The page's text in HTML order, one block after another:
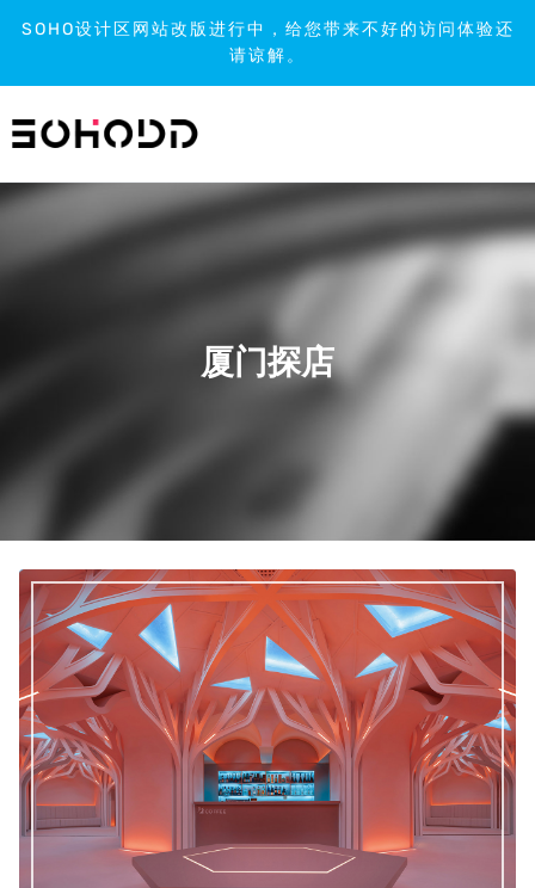
SOHO设计区网站改版进行中，给您带来不好的访问体验还
请谅解。
到
容
厦门探店